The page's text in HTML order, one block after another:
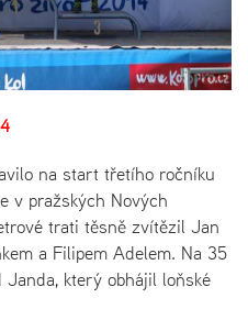
na start třetího ročníku
v pražských Nových
trati těsně zvítězil Jan
a Filipem Adelem. Na 35
který obhájil loňské